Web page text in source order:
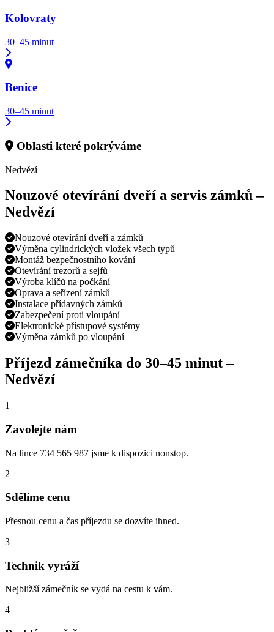
Kolovraty
30–45 minut
Benice
30–45 minut
Oblasti které pokrýváme
Nedvězí
Nouzové otevírání dveří a servis zámků –
Nedvězí
Nouzové otevírání dveří a zámků
Výměna cylindrických vložek všech typů
Montáž bezpečnostního kování
Otevírání trezorů a sejfů
Výroba klíčů na počkání
Oprava a seřízení zámků
Instalace přídavných zámků
Zabezpečení proti vloupání
Elektronické přístupové systémy
Výměna zámků po vloupání
Příjezd zámečníka do 30–45 minut–
Nedvězí
1
Zavolejte nám
Na lince 734 565 987 jsme k dispozici nonstop.
2
Sdělíme cenu
Přesnou cenu a čas příjezdu se dozvíte ihned.
3
Technik vyráží
Nejbližší zámečník se vydá na cestu k vám.
4